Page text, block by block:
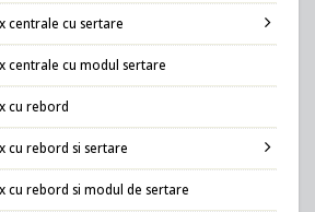
centrale cu sertare
centrale cu modul sertare
cu rebord
cu rebord si sertare
cu rebord si modul de sertare